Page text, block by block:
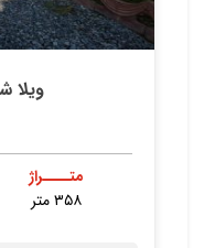
ویلا شمال
متــــراژ
۳۵۸ متر